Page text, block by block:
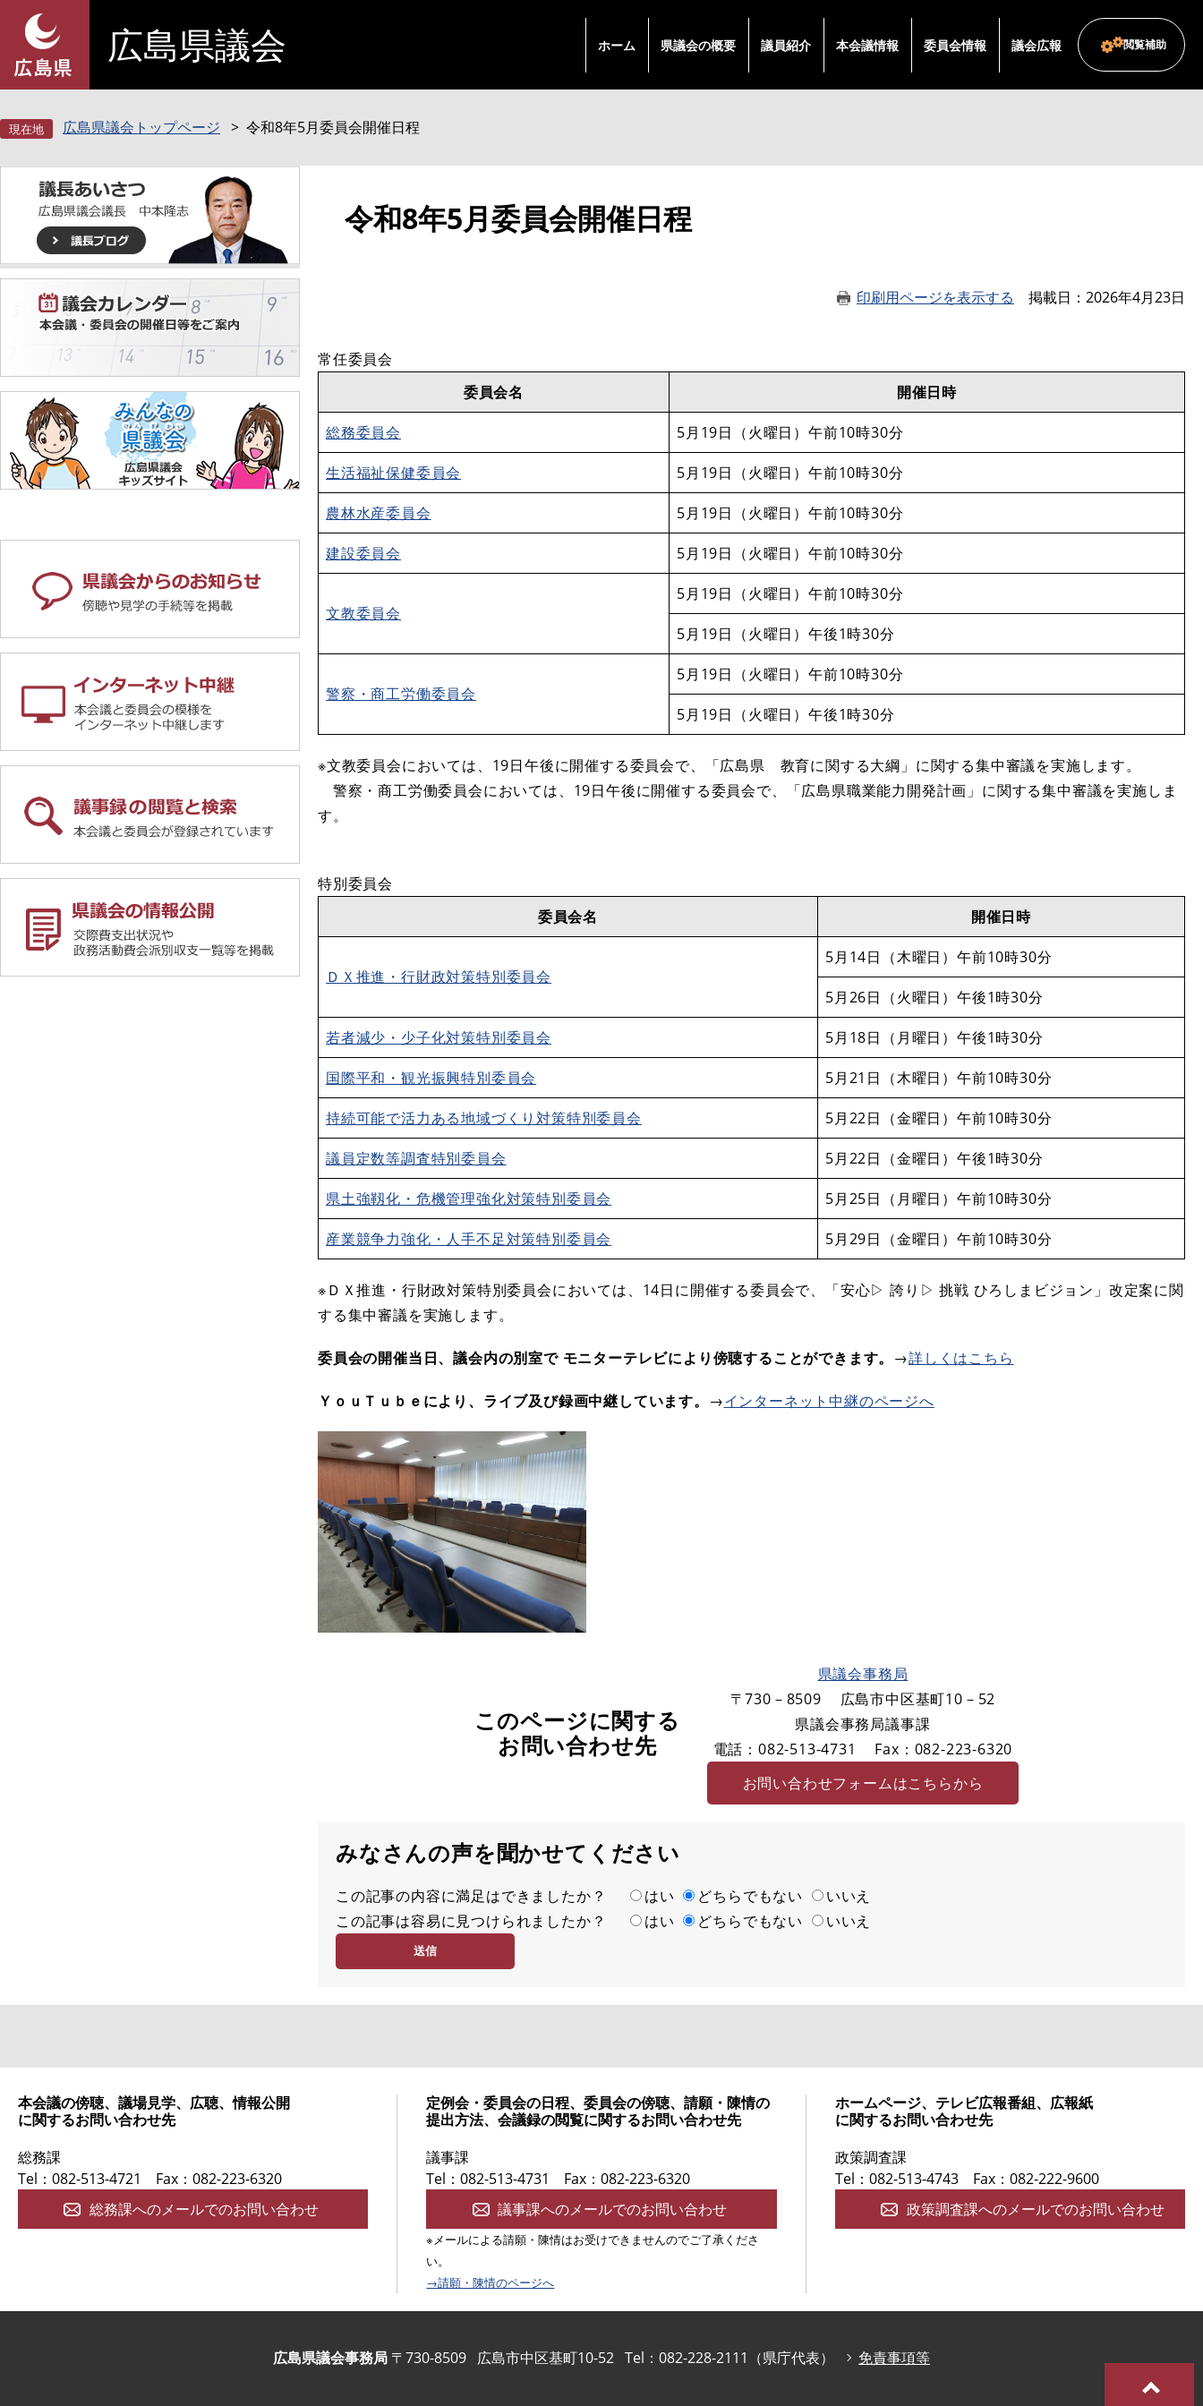
頭
で
飛
ば
広島県議会 ホーム 県議会の概要 議員紹介 本会議情報 委員会情報 議会広報 閲覧補助
広島県議会トップページ 令和8年5月委員会開催日程
令和8年5月委員会開催日程
印刷用ページを表示する 掲載日 2026年4月23日
常任委員会
委員会名
開催日時
総務委員会 5月19日（火曜日）午前10時30分
生活福祉保健委員会 5月19日（火曜日）午前10時30分
農林水産委員会 5月19日（火曜日）午前10時30分
建設委員会 5月19日（火曜日）午前10時30分
文教委員会
5月19日（火曜日）午前10時30分
5月19日（火曜日）午後1時30分
警察・商工労働委員会
5月19日（火曜日）午前10時30分
5月19日（火曜日）午後1時30分
※文教委員会においては、19日午後に開催する委員会で、「広島県 教育に関する大綱」に関する集中審議を実施します。
​ 警察・商工労働委員会においては、19日午後に開催する委員会で、「広島県職業能力開発計画」に関する集中審議を実施しま
す。
特別委員会
委員会名
開催日時
ＤＸ推進・行財政対策特別委員会
5月14日（木曜日）午前10時30分
5月26日（火曜日）午後1時30分
若者減少・少子化対策特別委員会 5月18日（月曜日）午後1時30分
国際平和・観光振興特別委員会 5月21日（木曜日）午前10時30分
持続可能で活力ある地域づくり対策特別委員会 5月22日（金曜日）午前10時30分
議員定数等調査特別委員会 5月22日（金曜日）午後1時30分
県土強靱化・危機管理強化対策特別委員会 5月25日（月曜日）午前10時30分
産業競争力強化・人手不足対策特別委員会 5月29日（金曜日）午前10時30分
※ＤＸ推進・行財政対策特別委員会においては、14日に開催する委員会で、「安心▷ 誇り▷ 挑戦 ひろしまビジョン」改定案に関
する集中審議を実施します。
委員会の開催当日、議会内の別室で モニターテレビにより傍聴することができます。 →詳しくはこちら
ＹｏｕＴｕｂｅにより、ライブ及び録画中継しています。 →インターネット中継のページへ
このページに関する
お問い合わせ先
県議会事務局
〒730－8509
広島市中区基町10－52
県議会事務局議事課
電話：082-513-4731
Fax：082-223-6320
お問い合わせフォームはこちらから
みなさんの声を聞かせてください
満
足
この記事の内容に満足はできましたか？ はい どちらでもない
いいえ
容
度
この記事は容易に見つけられましたか？ はい どちらでもない いいえ
本会議の傍聴、議場見学、広聴、情報公開
に関するお問い合わせ先
総務課
Tel：082-513-4721
Fax：082-223-6320
総務課へのメールでのお問い合わせ
定例会・委員会の日程、委員会の傍聴、請願・陳情の
提出方法、会議録の閲覧に関するお問い合わせ先
議事課
Tel：082-513-4731
Fax：082-223-6320
議事課へのメールでのお問い合わせ
※メールによる請願・陳情はお受けできませんのでご了承くださ
い。
→請願・陳情のページへ
ホームページ、テレビ広報番組、広報紙
に関するお問い合わせ先
政策調査課
Tel：082-513-4743
Fax：082-222-9600
政策調査課へのメールでのお問い合わせ
広島県議会事務局 〒730-8509 広島市中区基町10-52 Tel：082-228-2111（県庁代表） 免責事項等